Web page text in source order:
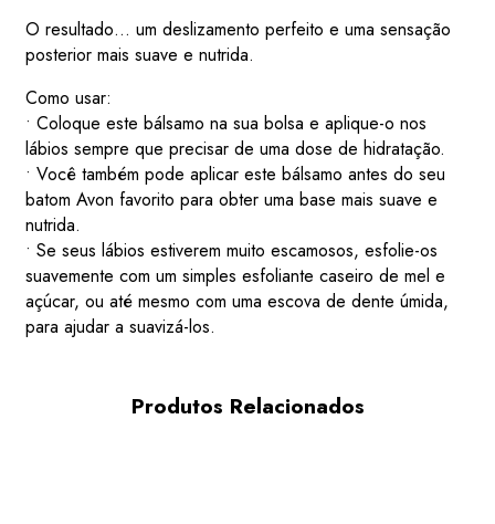
O resultado… um deslizamento perfeito e uma sensação
posterior mais suave e nutrida.
Como usar:
• Coloque este bálsamo na sua bolsa e aplique-o nos
lábios sempre que precisar de uma dose de hidratação.
• Você também pode aplicar este bálsamo antes do seu
batom Avon favorito para obter uma base mais suave e
nutrida.
• Se seus lábios estiverem muito escamosos, esfolie-os
suavemente com um simples esfoliante caseiro de mel e
açúcar, ou até mesmo com uma escova de dente úmida,
para ajudar a suavizá-los.
Produtos Relacionados